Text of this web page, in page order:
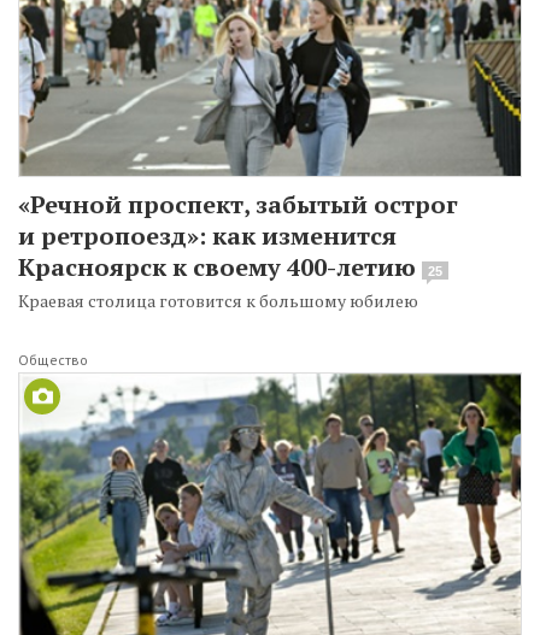
«Речной проспект, забытый острог
и ретропоезд»: как изменится
Красноярск к своему 400-летию
25
Краевая столица готовится к большому юбилею
Общество